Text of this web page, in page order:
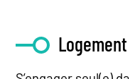
Logement